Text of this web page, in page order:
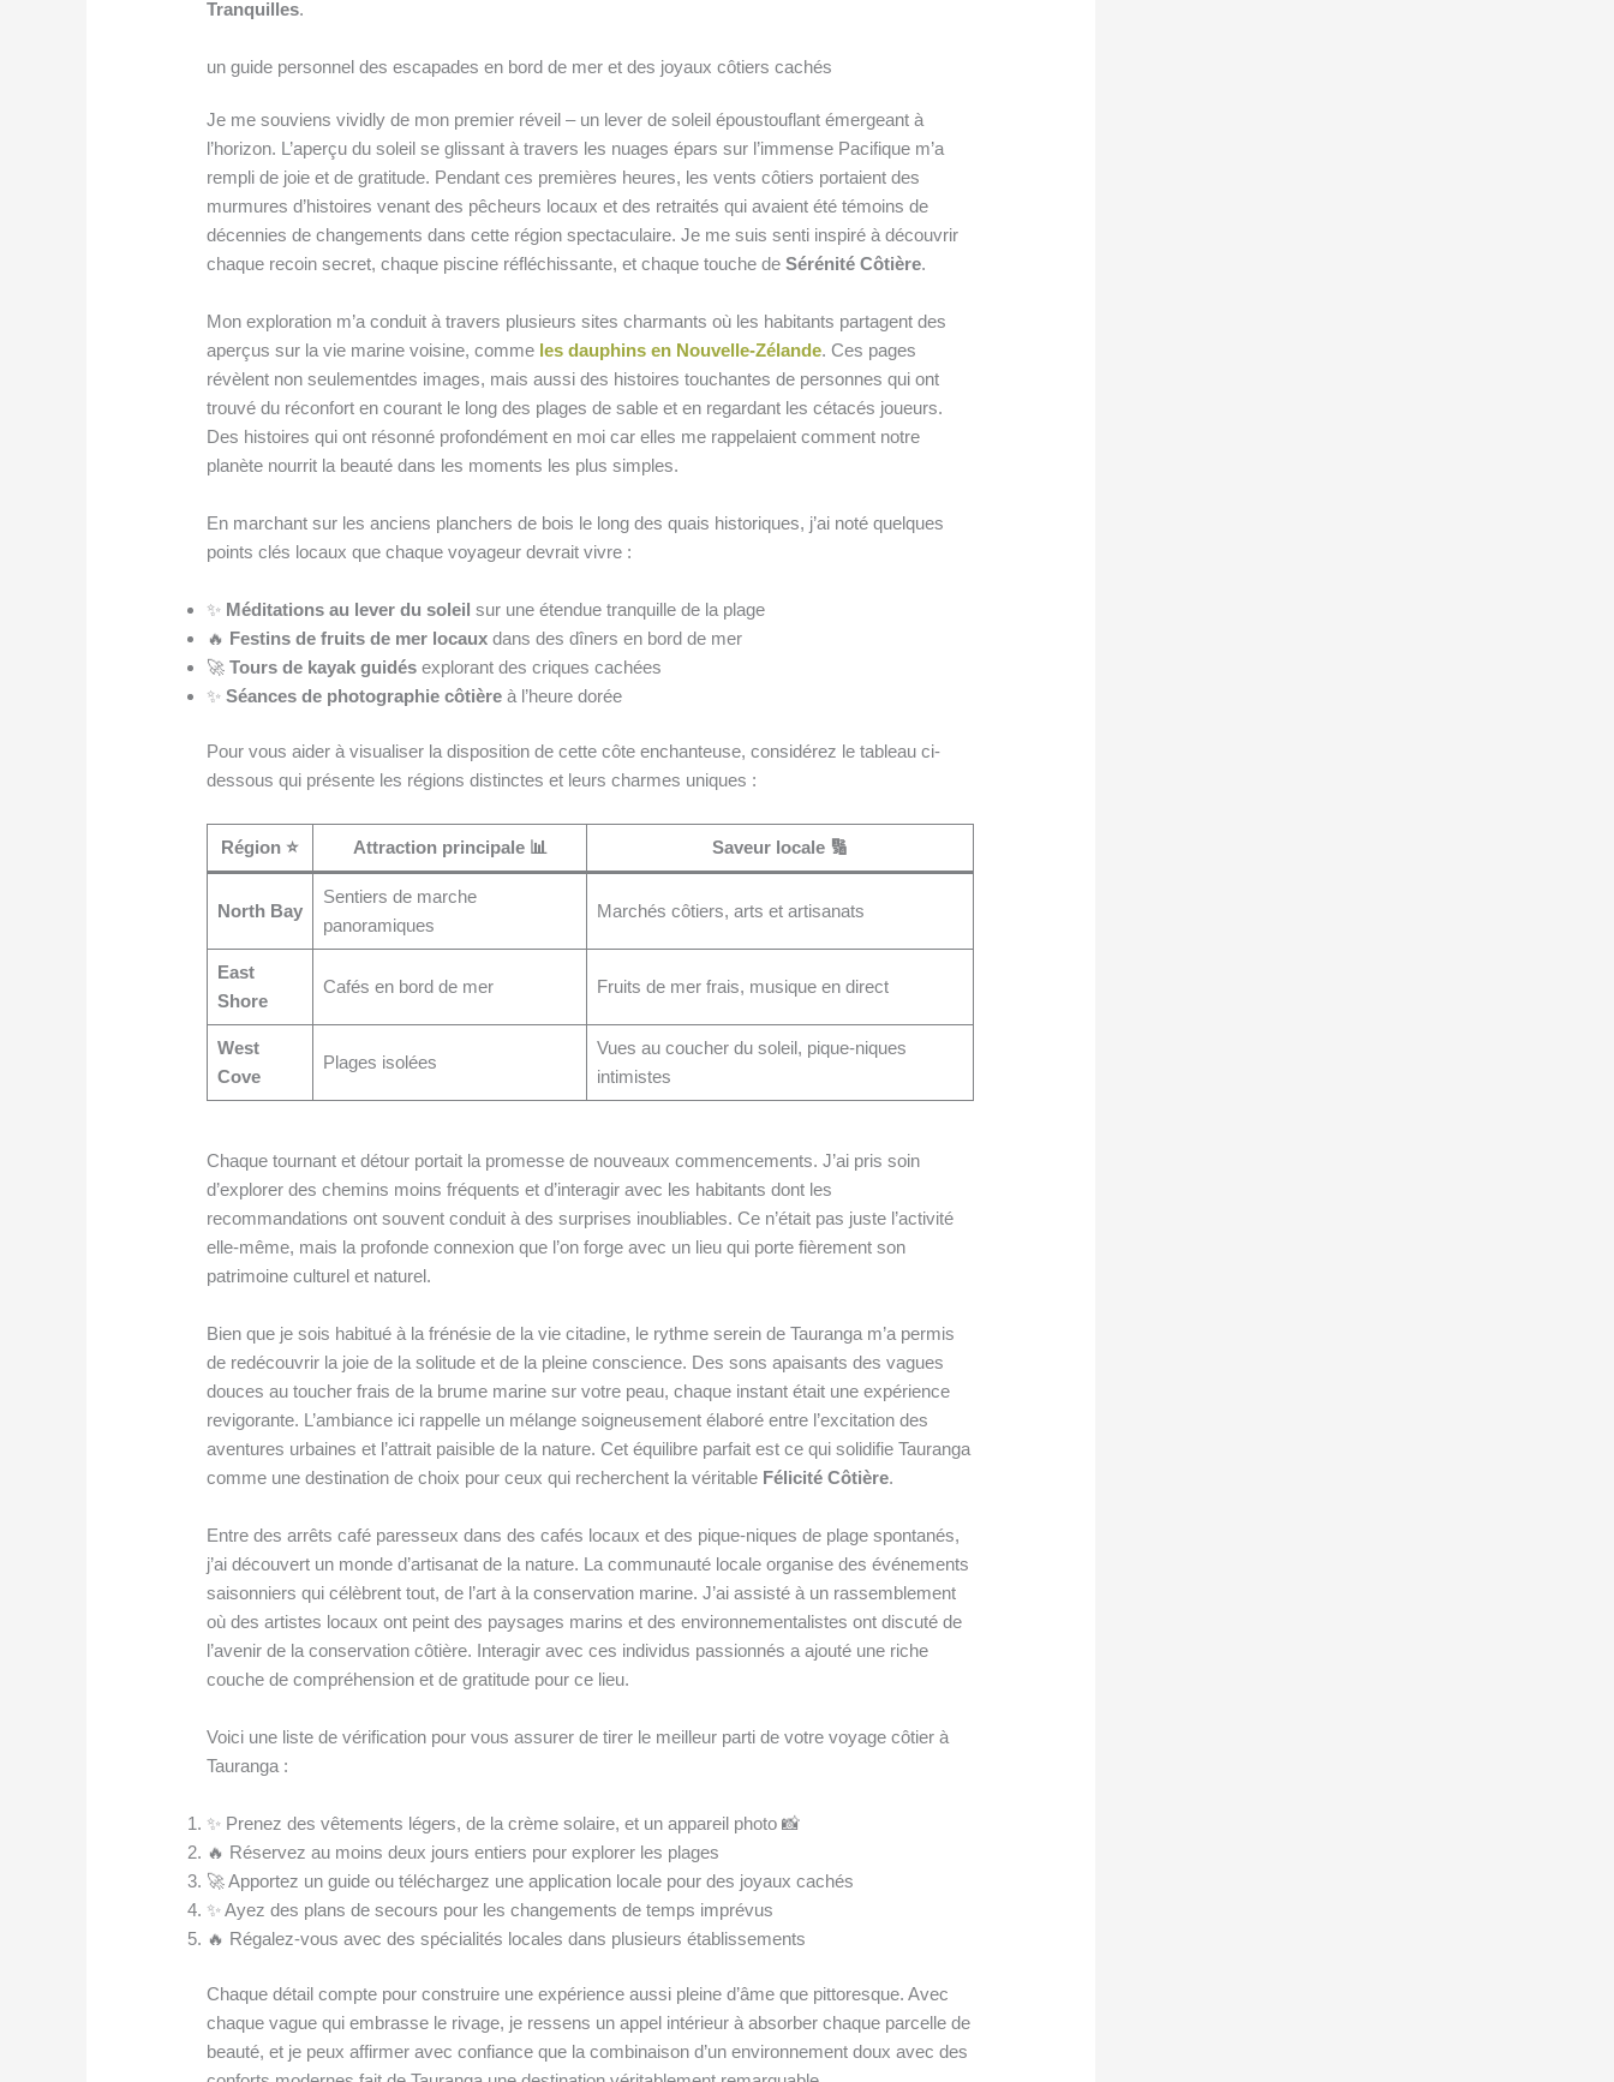
Tranquilles.
un guide personnel des escapades en bord de mer et des joyaux côtiers cachés
Je me souviens vividly de mon premier réveil – un lever de soleil époustouflant émergeant à
l’horizon. L’aperçu du soleil se glissant à travers les nuages épars sur l’immense Pacifique m’a
rempli de joie et de gratitude. Pendant ces premières heures, les vents côtiers portaient des
murmures d’histoires venant des pêcheurs locaux et des retraités qui avaient été témoins de
décennies de changements dans cette région spectaculaire. Je me suis senti inspiré à découvrir
chaque recoin secret, chaque piscine réfléchissante, et chaque touche deSérénité Côtière.
Mon exploration m’a conduit à travers plusieurs sites charmants où les habitants partagent des
aperçus sur la vie marine voisine, comme les dauphins en Nouvelle-Zélande. Ces pages
révèlent non seulementdes images, mais aussi des histoires touchantes de personnes qui ont
trouvé du réconfort en courant le long des plages de sable et en regardant les cétacés joueurs.
Des histoires qui ont résonné profondément en moi car elles me rappelaient comment notre
planète nourrit la beauté dans les moments les plus simples.
En marchant sur les anciens planchers de bois le long des quais historiques, j’ai noté quelques
points clés locaux que chaque voyageur devrait vivre :
✨ Méditations au lever du soleil sur une étendue tranquille de la plage
🔥 Festins de fruits de mer locaux dans des dîners en bord de mer
🚀Tours de kayak guidés explorant des criques cachées
✨Séances de photographie côtière à l’heure dorée
Pour vous aider à visualiser la disposition de cette côte enchanteuse, considérez le tableau ci-
dessous qui présente les régions distinctes et leurs charmes uniques :
Région ⭐ Attraction principale 📊 Saveur locale 🔢
North Bay
Sentiers de marche
panoramiques
Marchés côtiers, arts et artisanats
East
Shore
Cafés en bord de mer Fruits de mer frais, musique en direct
West
Cove
Plages isolées
Vues au coucher du soleil, pique-niques
intimistes
Chaque tournant et détour portait la promesse de nouveaux commencements. J’ai pris soin
d’explorer des chemins moins fréquents et d’interagir avec les habitants dont les
recommandations ont souvent conduit à des surprises inoubliables. Ce n’était pas juste l’activité
elle-même, mais la profonde connexion que l’on forge avec un lieu qui porte fièrement son
patrimoine culturel et naturel.
Bien que je sois habitué à la frénésie de la vie citadine, le rythme serein de Tauranga m’a permis
de redécouvrir la joie de la solitude et de la pleine conscience. Des sons apaisants des vagues
douces au toucher frais de la brume marine sur votre peau, chaque instant était une expérience
revigorante. L’ambiance ici rappelle un mélange soigneusement élaboré entre l’excitation des
aventures urbaines et l’attrait paisible de la nature. Cet équilibre parfait est ce qui solidifie Tauranga
comme une destination de choix pour ceux qui recherchent la véritable Félicité Côtière.
Entre des arrêts café paresseux dans des cafés locaux et des pique-niques de plage spontanés,
j’ai découvert un monde d’artisanat de la nature. La communauté locale organise des événements
saisonniers qui célèbrent tout, de l’art à la conservation marine. J’ai assisté à un rassemblement
où des artistes locaux ont peint des paysages marins et des environnementalistes ont discuté de
l’avenir de la conservation côtière. Interagir avec ces individus passionnés a ajouté une riche
couche de compréhension et de gratitude pour ce lieu.
Voici une liste de vérification pour vous assurer de tirer le meilleur parti de votre voyage côtier à
Tauranga :
✨ Prenez des vêtements légers, de la crème solaire, et un appareil photo 📸
🔥 Réservez au moins deux jours entiers pour explorer les plages
🚀 Apportez un guide ou téléchargez une application locale pour des joyaux cachés
✨ Ayez des plans de secours pour les changements de temps imprévus
🔥 Régalez-vous avec des spécialités locales dans plusieurs établissements
Chaque détail compte pour construire une expérience aussi pleine d’âme que pittoresque. Avec
chaque vague qui embrasse le rivage, je ressens un appel intérieur à absorber chaque parcelle de
beauté, et je peux affirmer avec confiance que la combinaison d’un environnement doux avec des